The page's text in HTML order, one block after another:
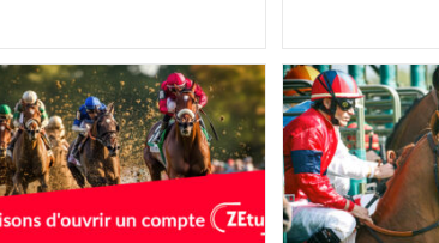
Vos
Paris
En
Euros
!
publication :
publication :